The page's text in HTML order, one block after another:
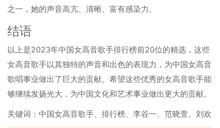
之一，她的声音高亢、清晰、富有感染力。
结语
以上是2023年中国女高音歌手排行榜前20位的精选，这些
女高音歌手以其独特的声音和出色的表现力，为中国女高音
歌唱事业做出了巨大的贡献。希望这些优秀的女高音歌手能
够继续发扬光大，为中国文化和艺术事业做出更大的贡献。
关键词：中国女高音歌手、排行榜、李谷一、范晓萱、刘欢